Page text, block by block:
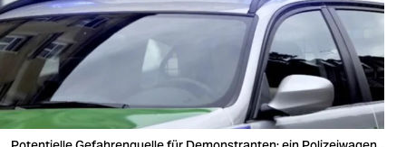
berlin
nord
wahrheit
verlag